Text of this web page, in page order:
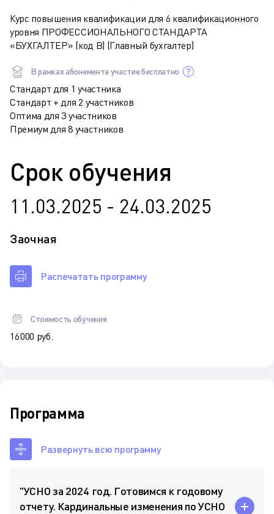
Курс повышения квалификации для 6 квалификационного
уровня ПРОФЕССИОНАЛЬНОГО СТАНДАРТА
«БУХГАЛТЕР» (код В) (Главный бухгалтер)
В рамках абонемента участие бесплатно
Стандарт для 1 участника
Стандарт + для 2 участников
Оптима для 3 участников
Премиум для 8 участников
Срок обучения
11.03.2025 - 24.03.2025
Заочная
Распечатать программу
Стоимость обучения
16 000 руб.
Программа
Развернуть всю программу
"УСНО за 2024 год. Готовимся к годовому
отчету. Кардинальные изменения по УСНО